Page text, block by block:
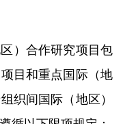
）合作研究项目包
目和重点国际（地
织间国际（地区）